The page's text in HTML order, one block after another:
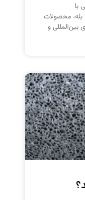
با
بله، محصولات
بین‌المللی و